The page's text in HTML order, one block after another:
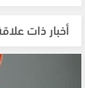
أخبار ذات